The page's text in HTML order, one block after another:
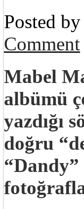
Posted by
Comment
Mabel
albümü
yazdığı
doğru